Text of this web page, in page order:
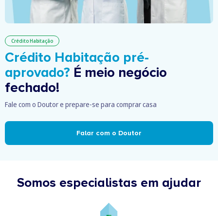
Crédito Habitação
Crédito Habitação pré-
aprovado? É meio negócio
fechado!
Fale com o Doutor e prepare-se para comprar casa
Falar com o Doutor
Somos especialistas em ajudar